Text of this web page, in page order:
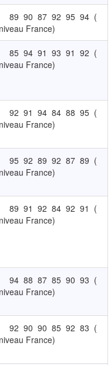
89 90 87 92 95 94 (
France)
85 94 91 93 91 92 (
France)
92 91 94 84 88 95 (
France)
95 92 89 92 87 89 (
France)
89 91 92 84 92 91 (
France)
94 88 87 85 90 93 (
France)
92 90 90 85 92 83 (
France)